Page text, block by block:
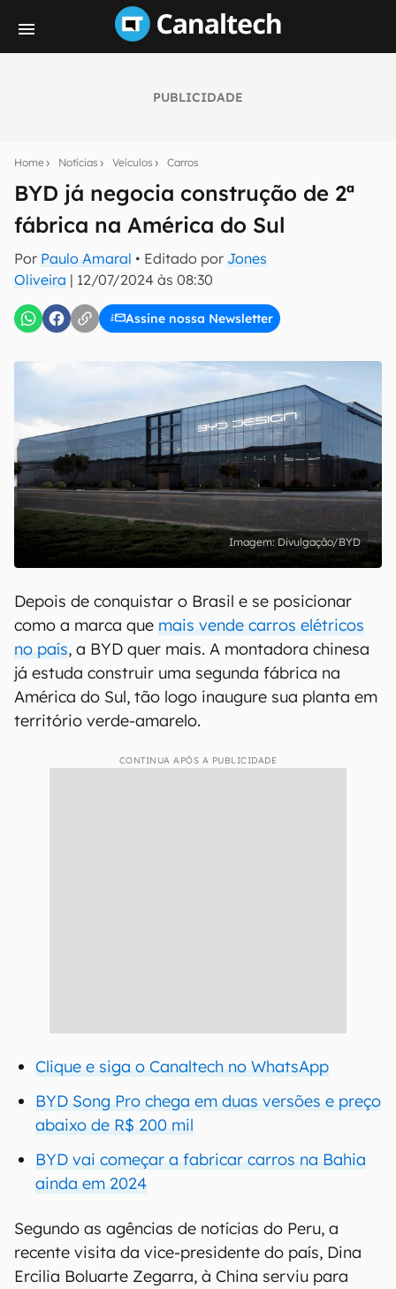
PUBLICIDADE
Home Notícias Veículos Carros
BYD já negocia construção de 2ª
fábrica na América do Sul
Por Paulo Amaral • Editado por Jones
Oliveira | 12/07/2024 às 08:30
Assine nossa Newsletter
notícias e reviews sobre tecnologia em primeira
mão.
E-mail
Uso e Política de Privacidade do Canaltech.
Divulgação/BYD
Depois de conquistar o Brasil e se posicionar
como a marca que mais vende carros elétricos
no país, a BYD quer mais. A montadora chinesa
já estuda construir uma segunda fábrica na
América do Sul, tão logo inaugure sua planta em
território verde-amarelo.
CONTINUA APÓS A PUBLICIDADE
Clique e siga o Canaltech no WhatsApp
BYD Song Pro chega em duas versões e preço
abaixo de R$ 200 mil
BYD vai começar a fabricar carros na Bahia
ainda em 2024
Segundo as agências de notícias do Peru, a
recente visita da vice-presidente do país, Dina
Ercilia Boluarte Zegarra, à China serviu para